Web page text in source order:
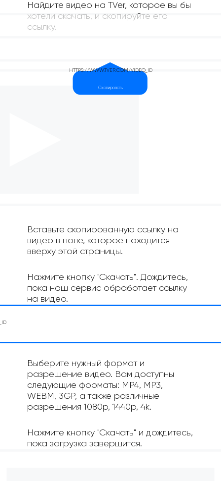
Найдите видео на TVer, которое вы бы
хотели скачать, и скопируйте его
ссылку.
Вставьте скопированную ссылку на
видео в поле, которое находится
вверху этой страницы.
Нажмите кнопку "Скачать". Дождитесь,
пока наш сервис обработает ссылку
на видео.
Выберите нужный формат и
разрешение видео. Вам доступны
следующие форматы: MP4, MP3,
WEBM, 3GP, а также различные
разрешения 1080p, 1440p, 4k.
Нажмите кнопку "Скачать" и дождитесь,
пока загрузка завершится.